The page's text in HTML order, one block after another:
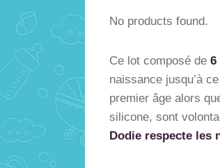
No products found.
Ce lot composé de 6
naissance jusqu’à
premier âge alors
silicone, sont
Dodie respecte les